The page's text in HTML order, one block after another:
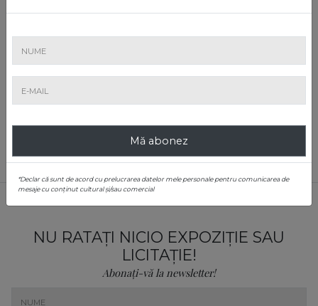
Raportul Auditorului PWC asupra situațiilor financiare din
2012
NU RATAȚI NICIO EXPOZIȚIE SAU
LICITAȚIE!
Abonați-vă la newsletter!
Mă abonez
*Declar că sunt de acord cu prelucrarea datelor mele personale pentru comunicarea de
mesaje cu conținut cultural și/sau comercial